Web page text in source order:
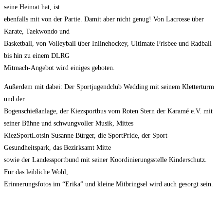
seine Heimat hat, ist
ebenfalls mit von der Partie. Damit aber nicht genug! Von Lacrosse über
Karate, Taekwondo und
Basketball, von Volleyball über Inlinehockey, Ultimate Frisbee und Radball
bis hin zu einem DLRG
Mitmach-Angebot wird einiges geboten.
Außerdem mit dabei: Der Sportjugendclub Wedding mit seinem Kletterturm
und der
Bogenschießanlage, der Kiezsportbus vom Roten Stern der Karamé e.V. mit
seiner Bühne und schwungvoller Musik, Mittes
KiezSportLotsin Susanne Bürger, die SportPride, der Sport-
Gesundheitspark, das Bezirksamt Mitte
sowie der Landessportbund mit seiner Koordinierungsstelle Kinderschutz.
Für das leibliche Wohl,
Erinnerungsfotos im “Erika” und kleine Mitbringsel wird auch gesorgt sein.